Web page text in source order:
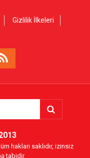
Gizlilik İlkeleri
hakları saklıdır, izinsiz
tabidir.